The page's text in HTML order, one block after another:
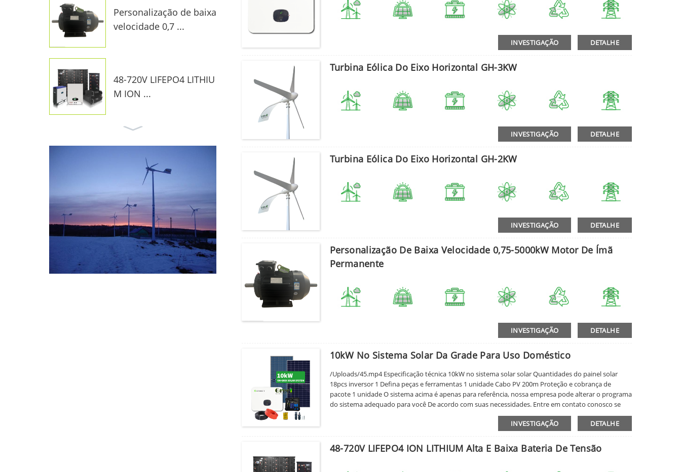
Personalização de baixa
velocidade 0,7 ...
48-720V LIFEPO4 LITHIU
M ION ...
10kW no sistema solar
da grade f ...
MPPT Wind Charge Con
troller ...
INVESTIGAÇÃO DETALHE
Turbina Eólica Do Eixo Horizontal GH-3KW
INVESTIGAÇÃO DETALHE
Turbina Eólica Do Eixo Horizontal GH-2KW
INVESTIGAÇÃO DETALHE
Personalização De Baixa Velocidade 0,75-5000kW Motor De Ímã
Permanente
INVESTIGAÇÃO DETALHE
10kW No Sistema Solar Da Grade Para Uso Doméstico
/Uploads/45.mp4 Especificação técnica 10kW no sistema solar solar Quantidades do painel solar
18pcs inversor 1 Defina peças e ferramentas 1 unidade Cabo PV 200m Proteção e cobrança de
pacote 1 unidade O sistema acima é apenas para referência, nossa empresa pode alterar o programa
do sistema adequado para você De acordo com suas necessidades. Entre em contato conosco se
INVESTIGAÇÃO
DETALHE
48-720V LIFEPO4 ION LITHIUM Alta E Baixa Bateria De Tensão
Por favor, insira a senha